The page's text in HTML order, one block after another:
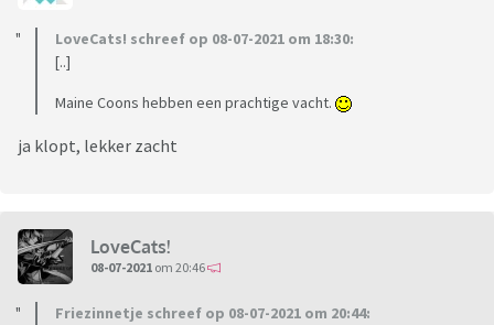
LoveCats! schreef op 08-07-2021 om 18:30:
[..]
Maine Coons hebben een prachtige vacht.
ja klopt, lekker zacht
LoveCats!
08-07-2021 om 20:46
Friezinnetje schreef op 08-07-2021 om 20:44: